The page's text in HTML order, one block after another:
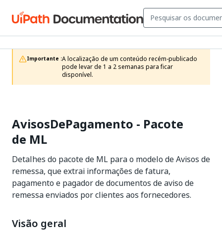
Importante :A localização de um conteúdo recém-publicado
pode levar de 1 a 2 semanas para ficar
disponível.
AvisosDePagamento - Pacote
de ML
Detalhes do pacote de ML para o modelo de Avisos de
remessa, que extrai informações de fatura,
pagamento e pagador de documentos de aviso de
remessa enviados por clientes aos fornecedores.
Visão geral